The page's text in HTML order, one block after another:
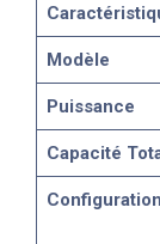
Modèle
Puissance
Capacité
Configuration